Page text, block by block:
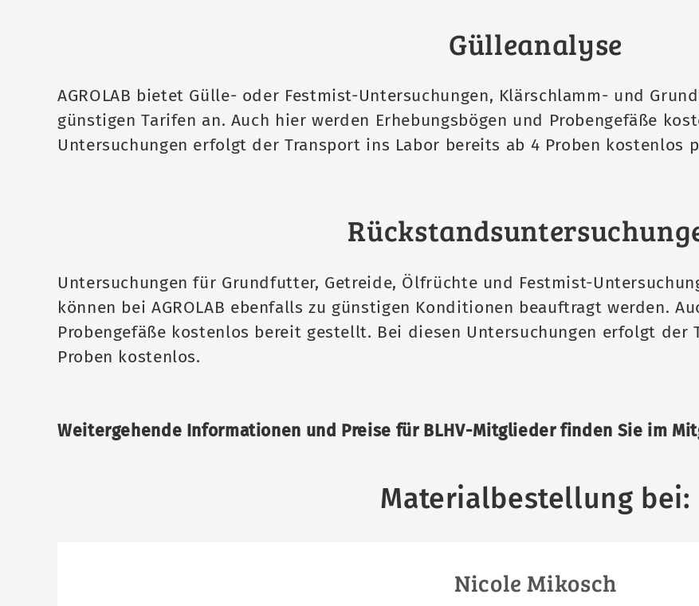
Gülleanalyse
AGROLAB bietet Gülle- oder Festmist-Untersuchungen, Klärschlamm- und
günstigen Tarifen an. Auch hier werden Erhebungsbögen und Probengefäße
Untersuchungen erfolgt der Transport ins Labor bereits ab 4 Proben kostenlos
Untersuchungen für Grundfutter, Getreide, Ölfrüchte und Festmist-
können bei AGROLAB ebenfalls zu günstigen Konditionen beauftragt werden.
Probengefäße kostenlos bereit gestellt. Bei diesen Untersuchungen erfolgt der
Proben kostenlos.
Weitergehende Informationen und Preise für BLHV-Mitglieder finden Sie im
Materialbestellung bei:
Nicole Mikosch